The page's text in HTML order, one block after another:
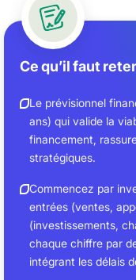
Ce qu’il faut
Le prévisionnel
ans) qui valide la
financement,
stratégiques.
Commencez par
entrées (ventes,
(investissements,
chaque chiffre par
intégrant les délais